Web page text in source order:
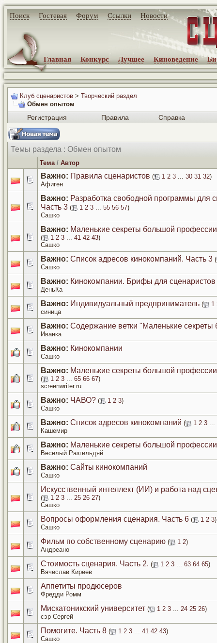
Поиск Гостевая Форум Ссылки Новости
Главная Конкурс Лучшее Киноведение
Клуб сценаристов > Творческий раздел
Обмен опытом
Регистрация Правила Справка
Темы раздела : Обмен опытом
Тема/ Автор
Важно: Правила сценаристов ( 1 2 3 ... 30 31 32)
Афиген
Важно: Разработка свободной программы для
Часть 3 ( 1 2 3 ... 55 56 57)
Сашко
Важно: Маленькие секреты большой
( 1 2 3 ... 41 42 43)
Сашко
Важно: Список адресов кинокомпаний. Часть 3 (
Сашко
Важно: Кинокомпании. Брифы для сценаристов
ДеньКа
Важно: Индивидуальный предприниматель ( 1
синица
Важно: Содержание ветки "Маленькие
Иванка
Важно: Кинокомпании
Сашко
Важно: Маленькие секреты большой
( 1 2 3 ... 65 66 67)
screenwriter.ru
Важно: ЧАВО? ( 1 2 3)
Сашко
Важно: Список адресов кинокомпаний ( 1 2 3 ...
Кашемир
Важно: Маленькие секреты большой профессии
Веселый Разгильдяй
Важно: Сайты кинокомпаний
Сашко
Искусственный интеллект (ИИ) и работа над
( 1 2 3 ... 25 26 27)
Сашко
Вопросы оформления сценария. Часть 6 ( 1 2 3)
Сашко
Фильм по собственному сценарию ( 1 2)
Андреано
Стоимость сценария. Часть 2. ( 1 2 3 ... 63 64 65)
Вячеслав Киреев
Аппетиты продюсеров
Фредди Ромм
Мискатоникский университет ( 1 2 3 ... 24 25 26)
сэр Сергей
Помогите. Часть 8 ( 1 2 3 ... 41 42 43)
Сашко